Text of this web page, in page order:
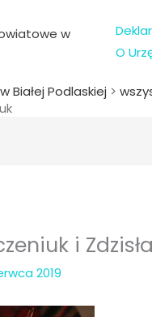
w
O
Białej Podlaskiej >
i
2019